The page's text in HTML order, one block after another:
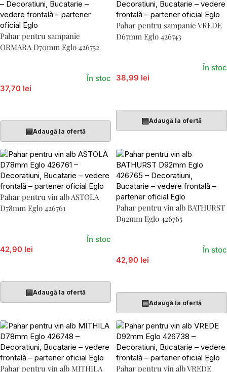
Pahar pentru sampanie
ORMARA D70mm Eglo 426752
37,70 lei
În stoc
▤Adaugă la ofertă
Pahar pentru sampanie VREDE
D67mm Eglo 426743
38,99 lei
În stoc
▤Adaugă la ofertă
Pahar pentru vin alb ASTOLA
D78mm Eglo 426761
42,90 lei
În stoc
▤Adaugă la ofertă
Pahar pentru vin alb BATHURST
D92mm Eglo 426765
42,90 lei
În stoc
▤Adaugă la ofertă
Pahar pentru vin alb MITHILA Pahar pentru vin alb VREDE